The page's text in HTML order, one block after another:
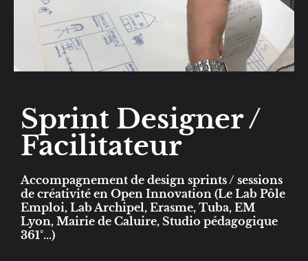
Sprint Designer /
Facilitateur
Accompagnement de design sprints / sessions
de créativité en Open Innovation (Le Lab Pôle
Emploi, Lab Archipel, Erasme, Tuba, EM
Lyon, Mairie de Caluire, Studio pédagogique
361°...)